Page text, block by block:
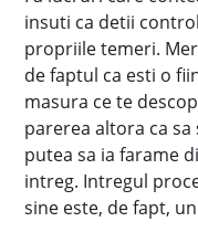
insuti ca detii
propriile temeri.
de faptul ca esti o
masura ce te
parerea altora ca
putea sa ia farame
intreg. Intregul
sine este, de fapt,